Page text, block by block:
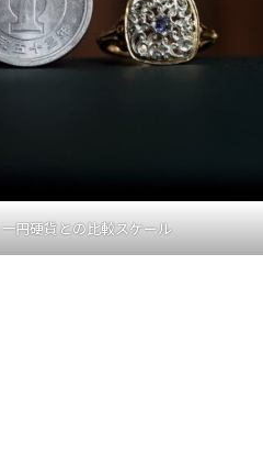
一円硬貨との比較スケール